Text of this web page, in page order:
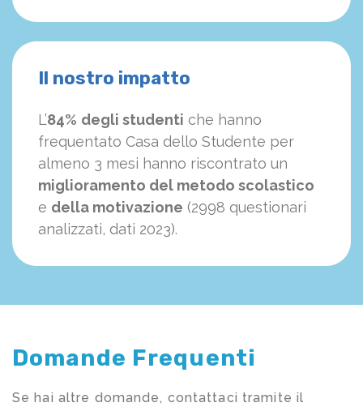
Il nostro impatto
L’84% degli studenti che hanno
frequentato Casa dello Studente per
almeno 3 mesi hanno riscontrato un
miglioramento del metodo scolastico
e della motivazione (2998 questionari
analizzati, dati 2023).
Domande Frequenti
Se hai altre domande, contattaci tramite il